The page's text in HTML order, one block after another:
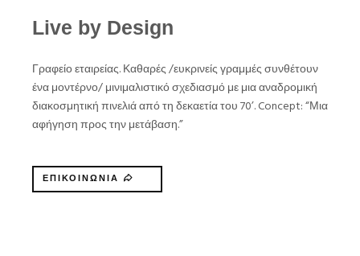
Live by Design
Γραφείο εταιρείας. Καθαρές /ευκρινείς γραμμές συνθέτουν
ένα μοντέρνο/ μινιμαλιστικό σχεδιασμό με μια αναδρομική
διακοσμητική πινελιά από τη δεκαετία του 70’. Concept: “Μια
αφήγηση προς την μετάβαση.”
ΕΠΙΚΟΙΝΩΝΙΑ